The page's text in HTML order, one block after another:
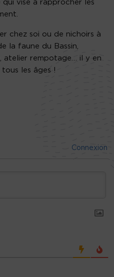
vise à rapprocher les
chez soi ou de nichoirs à
la faune du Bassin,
atelier rempotage… il y en
les âges !
Connexion